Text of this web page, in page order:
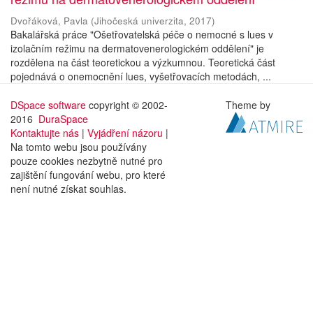
Dvořáková, Pavla (Jihočeská univerzita, 2017)
Bakalářská práce "Ošetřovatelská péče o nemocné s lues v
izolačním režimu na dermatovenerologickém oddělení" je
rozdělena na část teoretickou a výzkumnou. Teoretická část
pojednává o onemocnění lues, vyšetřovacích metodách, ...
DSpace software copyright © 2002-
2016 DuraSpace
Kontaktujte nás | Vyjádření názoru |
Na tomto webu jsou používány
pouze cookies nezbytně nutné pro
zajištění fungování webu, pro které
není nutné získat souhlas.
Theme by